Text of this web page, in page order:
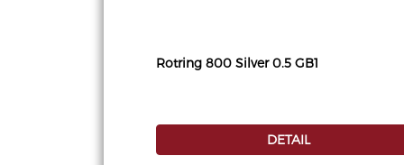
Rotring 800 Silver 0.5 GB1
DETAIL